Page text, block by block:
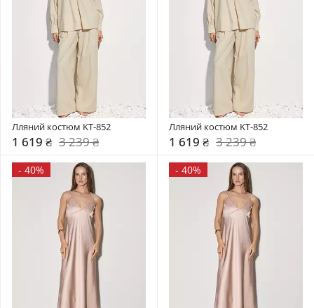
Лляний костюм KT-852
1 619 ₴ 3 239 ₴
Лляний костюм KT-852
1 619 ₴ 3 239 ₴
- 40% - 40%